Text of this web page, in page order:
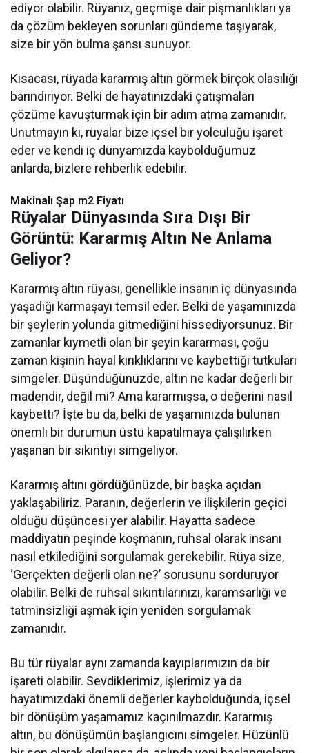
ediyor olabilir. Rüyanız, geçmişe dair pişmanlıkları ya
da çözüm bekleyen sorunları gündeme taşıyarak,
size bir yön bulma şansı sunuyor.
Kısacası, rüyada kararmış altın görmek birçok olasılığı
barındırıyor. Belki de hayatınızdaki çatışmaları
çözüme kavuşturmak için bir adım atma zamanıdır.
Unutmayın ki, rüyalar bize içsel bir yolculuğu işaret
eder ve kendi iç dünyamızda kaybolduğumuz
anlarda, bizlere rehberlik edebilir.
Makinalı Şap m2 Fiyatı
Rüyalar Dünyasında Sıra Dışı Bir
Görüntü: Kararmış Altın Ne Anlama
Geliyor?
Kararmış altın rüyası, genellikle insanın iç dünyasında
yaşadığı karmaşayı temsil eder. Belki de yaşamınızda
bir şeylerin yolunda gitmediğini hissediyorsunuz. Bir
zamanlar kıymetli olan bir şeyin kararması, çoğu
zaman kişinin hayal kırıklıklarını ve kaybettiği tutkuları
simgeler. Düşündüğünüzde, altın ne kadar değerli bir
madendir, değil mi? Ama kararmışsa, o değerini nasıl
kaybetti? İşte bu da, belki de yaşamınızda bulunan
önemli bir durumun üstü kapatılmaya çalışılırken
yaşanan bir sıkıntıyı simgeliyor.
Kararmış altını gördüğünüzde, bir başka açıdan
yaklaşabiliriz. Paranın, değerlerin ve ilişkilerin geçici
olduğu düşüncesi yer alabilir. Hayatta sadece
maddiyatın peşinde koşmanın, ruhsal olarak insanı
nasıl etkilediğini sorgulamak gerekebilir. Rüya size,
‘Gerçekten değerli olan ne?’ sorusunu sorduruyor
olabilir. Belki de ruhsal sıkıntılarınızı, karamsarlığı ve
tatminsizliği aşmak için yeniden sorgulamak
zamanıdır.
Bu tür rüyalar aynı zamanda kayıplarımızın da bir
işareti olabilir. Sevdiklerimiz, işlerimiz ya da
hayatımızdaki önemli değerler kaybolduğunda, içsel
bir dönüşüm yaşamamız kaçınılmazdır. Kararmış
altın, bu dönüşümün başlangıcını simgeler. Hüzünlü